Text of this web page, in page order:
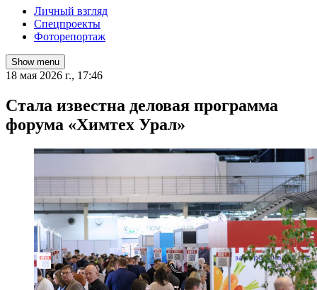
Личный взгляд
Спецпроекты
Фоторепортаж
Show menu
18 мая 2026 г., 17:46
Стала известна деловая программа
форума «Химтех Урал»